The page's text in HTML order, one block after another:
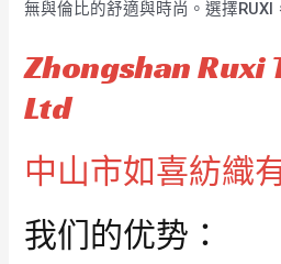
無與倫比的舒適與時尚。選擇RUXI
Zhongshan Ruxi
Ltd
中山市如喜紡織
我们的优势：